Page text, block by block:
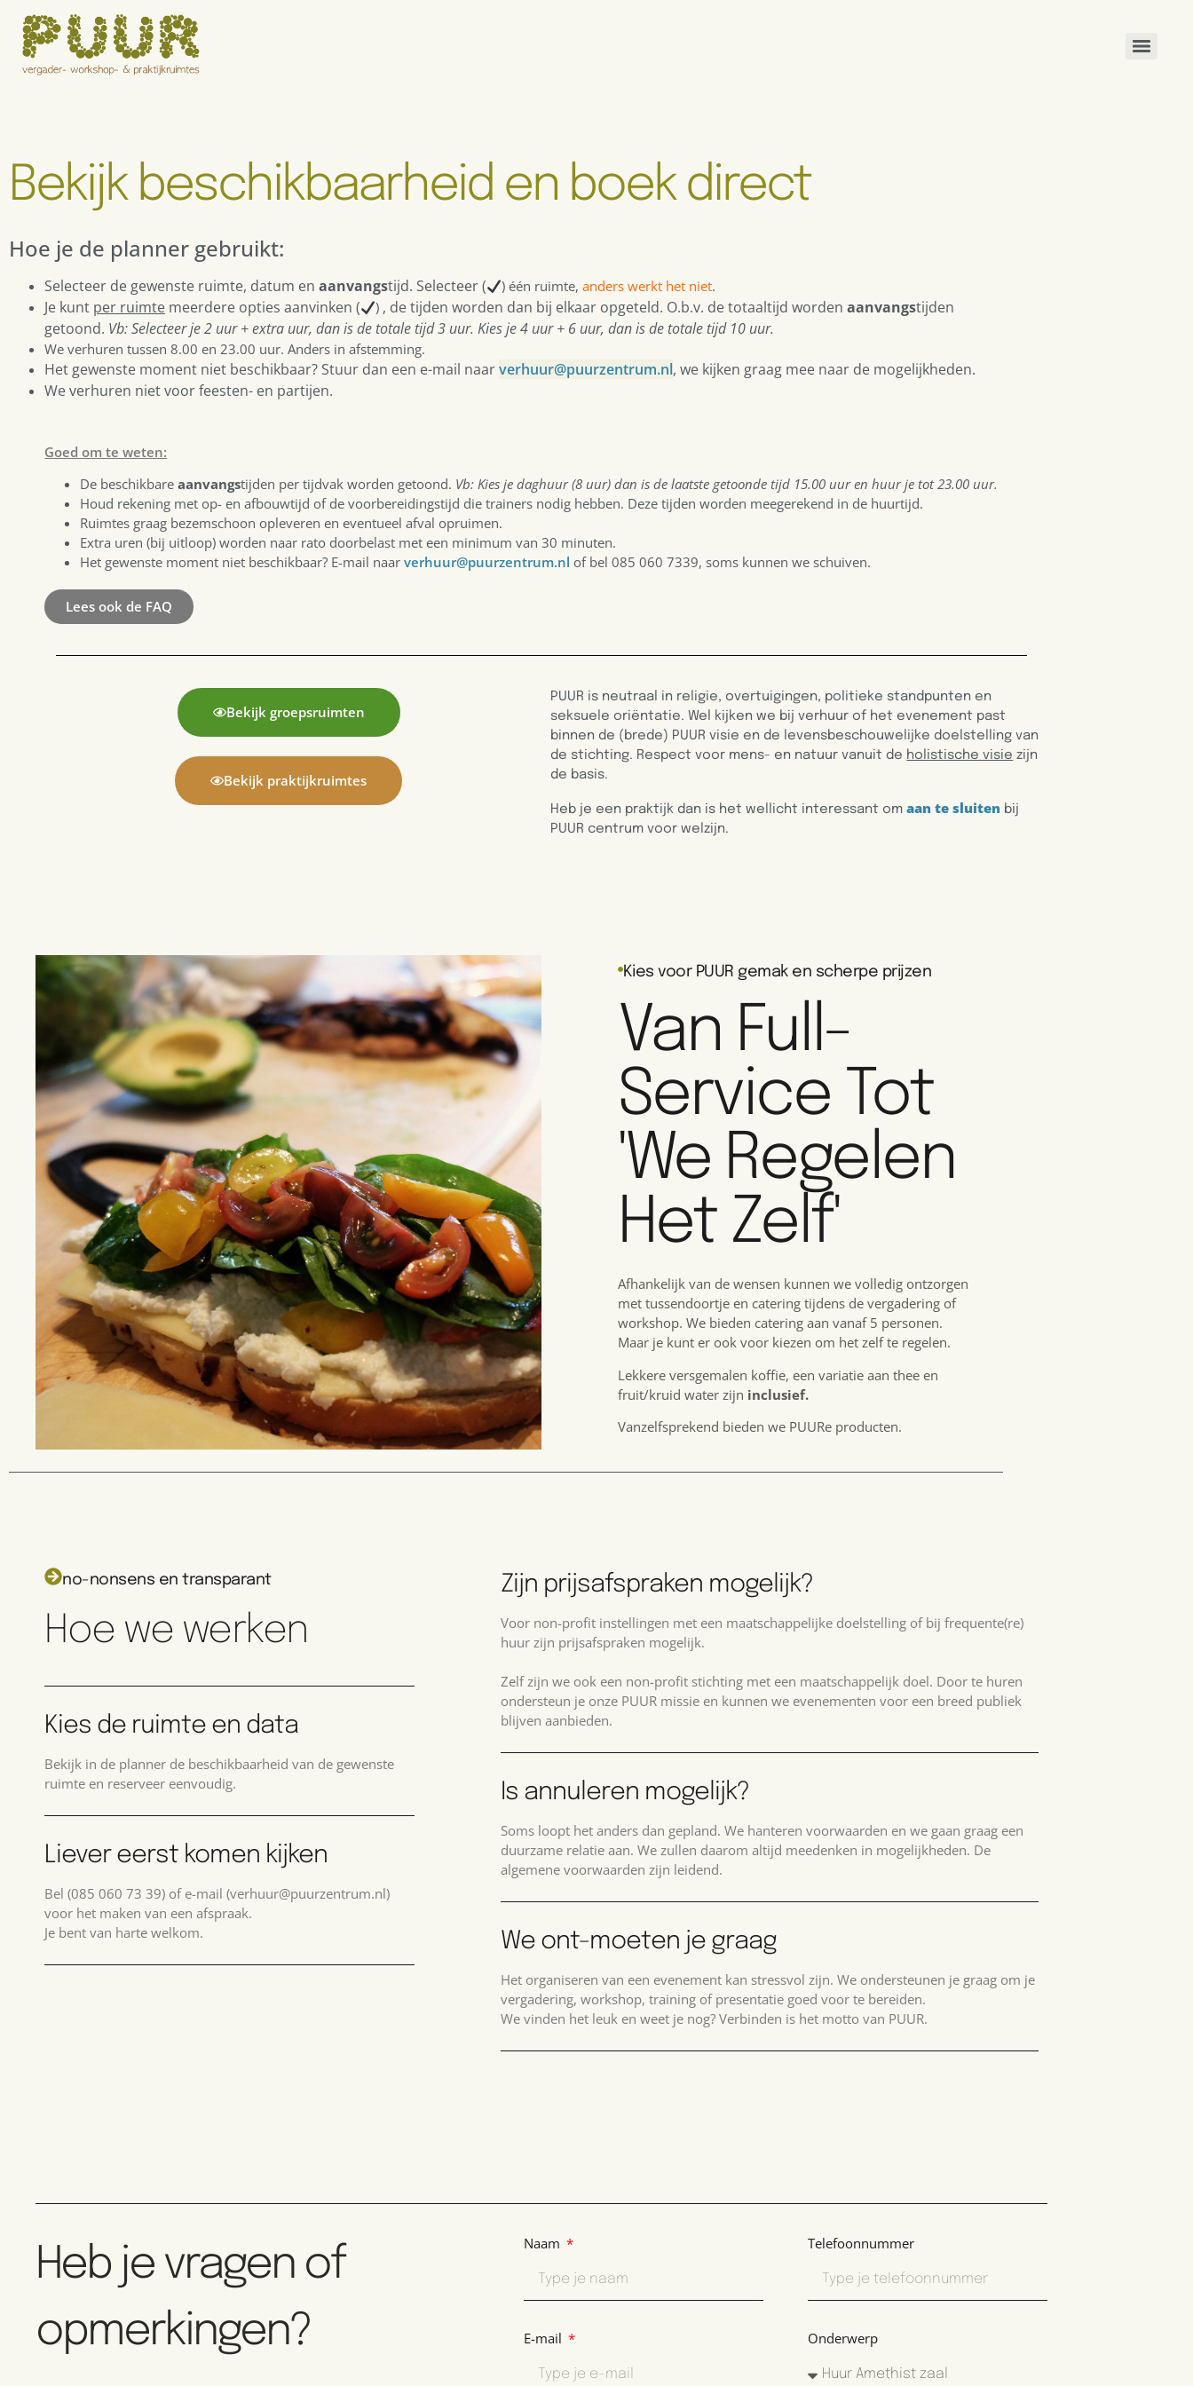
Bekijk beschikbaarheid en boek direct
Hoe je de planner gebruikt:
Selecteer de gewenste ruimte, datum en aanvangstijd. Selecteer( ) één ruimte,anders werkt het niet.
Je kunt per ruimte meerdere opties aanvinken ( ) , de tijden worden dan bij elkaar opgeteld. O.b.v. de totaaltijd wordenaanvangstijden
getoond. Vb: Selecteer je 2 uur + extra uur, dan is de totale tijd 3 uur. Kies je 4 uur + 6 uur, dan is de totale tijd 10 uur.
We verhuren tussen 8.00 en 23.00 uur. Anders in afstemming.
Het gewenste moment niet beschikbaar? Stuur dan een e-mail naarverhuur@puurzentrum.nl, we kijken graag mee naar de mogelijkheden.
We verhuren niet voor feesten- en partijen.
Goed om te weten:
De beschikbareaanvangstijden per tijdvak worden getoond. Vb: Kies je daghuur (8 uur) dan is de laatste getoonde tijd 15.00 uur en huur je tot 23.00 uur.
Houd rekening met op- en afbouwtijd of de voorbereidingstijd die trainers nodig hebben. Deze tijden worden meegerekend in de huurtijd.
Ruimtes graag bezemschoon opleveren en eventueel afval opruimen.
Extra uren (bij uitloop) worden naar rato doorbelast met een minimum van 30 minuten.
Het gewenste moment niet beschikbaar? E-mail naarverhuur@puurzentrum.nl of bel 085 060 7339, soms kunnen we schuiven.
Lees ook de FAQ
Bekijk groepsruimten
Bekijk praktijkruimtes
PUUR is neutraal in religie, overtuigingen, politieke standpunten en
seksuele oriëntatie. Wel kijken we bij verhuur of het evenement past
binnen de (brede) PUUR visie en de levensbeschouwelijke doelstelling van
de stichting. Respect voor mens- en natuur vanuit de holistische visie zijn
de basis.
Heb je een praktijk dan is het wellicht interessant omaan te sluiten bij
PUUR centrum voor welzijn.
Kies voor PUUR gemak en scherpe prijzen
Van Full-
Service Tot
'we Regelen
Het Zelf'
Afhankelijk van de wensen kunnen we volledig ontzorgen
met tussendoortje en catering tijdens de vergadering of
workshop. We bieden catering aan vanaf 5 personen.
Maar je kunt er ook voor kiezen om het zelf te regelen.
Lekkere versgemalen koffie, een variatie aan thee en
fruit/kruid water zijn inclusief.
Vanzelfsprekend bieden we PUURe producten.
no-nonsens en transparant
Hoe we werken
Kies de ruimte en data
Bekijk in de planner de beschikbaarheid van de gewenste
ruimte en reserveer eenvoudig.
Liever eerst komen kijken
Bel (085 060 73 39) of e-mail (verhuur@puurzentrum.nl)
voor het maken van een afspraak.
Je bent van harte welkom.
Zijn prijsafspraken mogelijk?
Voor non-profit instellingen met een maatschappelijke doelstelling of bij frequente(re)
huur zijn prijsafspraken mogelijk.
Zelf zijn we ook een non-profit stichting met een maatschappelijk doel. Door te huren
ondersteun je onze PUUR missie en kunnen we evenementen voor een breed publiek
blijven aanbieden.
Is annuleren mogelijk?
Soms loopt het anders dan gepland. We hanteren voorwaarden en we gaan graag een
duurzame relatie aan. We zullen daarom altijd meedenken in mogelijkheden. De
algemene voorwaarden zijn leidend.
We ont-moeten je graag
Het organiseren van een evenement kan stressvol zijn. We ondersteunen je graag om je
vergadering, workshop, training of presentatie goed voor te bereiden.
We vinden het leuk en weet je nog? Verbinden is het motto van PUUR.
Heb je vragen of
opmerkingen?
Naam Telefoonnummer
E-mail Onderwerp